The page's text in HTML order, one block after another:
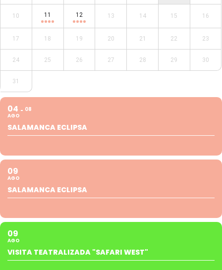
10 11 12 13 14 15 16
17 18 19 20 21 22 23
24 25 26 27 28 29 30
31
04
AGO
08
SALAMANCA ECLIPSA
09
AGO
SALAMANCA ECLIPSA
09
AGO
VISITA TEATRALIZADA "SAFARI WEST"